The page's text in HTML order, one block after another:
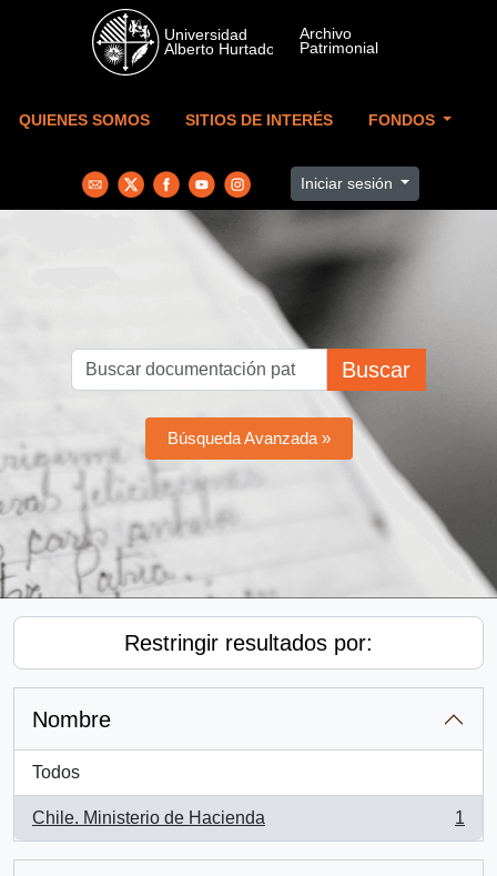
Skip to main content
QUIENES SOMOS SITIOS DE INTERÉS FONDOS
Iniciar sesión
Buscar
Búsqueda Avanzada »
Restringir resultados por:
Nombre
Todos
Chile. Ministerio de Hacienda
, 1 resultados
1